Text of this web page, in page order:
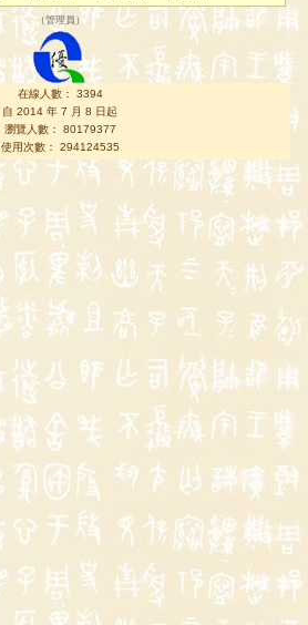
（管理員 ）
在線人數： 3394
自 2014 年 7 月 8 日起
瀏覽人數： 80179377
使用次數： 294124535